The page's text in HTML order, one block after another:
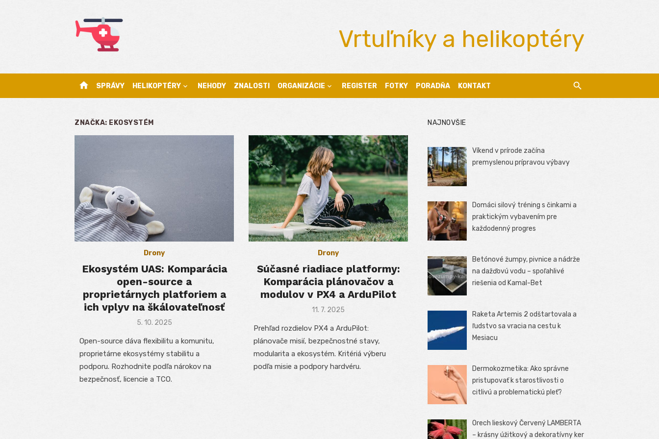
Vrtuľníky a helikoptéry
home SPRÁVY HELIKOPTÉRY NEHODY ZNALOSTI ORGANIZÁCIE REGISTER FOTKY PORADŇA KONTAKT
ZNAČKA: EKOSYSTÉM
Drony
Ekosystém UAS: Komparácia
open-source a
proprietárnych platforiem a
ich vplyv na škálovateľnosť
Posted
5. 10. 2025
Open-source dáva flexibilitu a komunitu,
proprietárne ekosystémy stabilitu a
podporu. Rozhodnite podľa nárokov na
bezpečnosť, licencie a TCO.
Drony
Súčasné riadiace platformy:
Komparácia plánovačov a
modulov v PX4 a ArduPilot
Posted
11. 7. 2025
Prehľad rozdielov PX4 a ArduPilot:
plánovače misií, bezpečnostné stavy,
modularita a ekosystém. Kritériá výberu
podľa misie a podpory hardvéru.
NAJNOVŠIE
Víkend v prírode začína
premyslenou prípravou výbavy
Domáci silový tréning s činkami a
praktickým vybavením pre
každodenný progres
Betónové žumpy, pivnice a nádrže
na dažďovú vodu – spoľahlivé
riešenia od Kamal-Bet
Raketa Artemis 2 odštartovala a
ľudstvo sa vracia na cestu k
Mesiacu
Dermokozmetika: Ako správne
pristupovať k starostlivosti o
citlivú a problematickú pleť?
Orech lieskový Červený LAMBERTA
– krásny úžitkový a dekoratívny ker